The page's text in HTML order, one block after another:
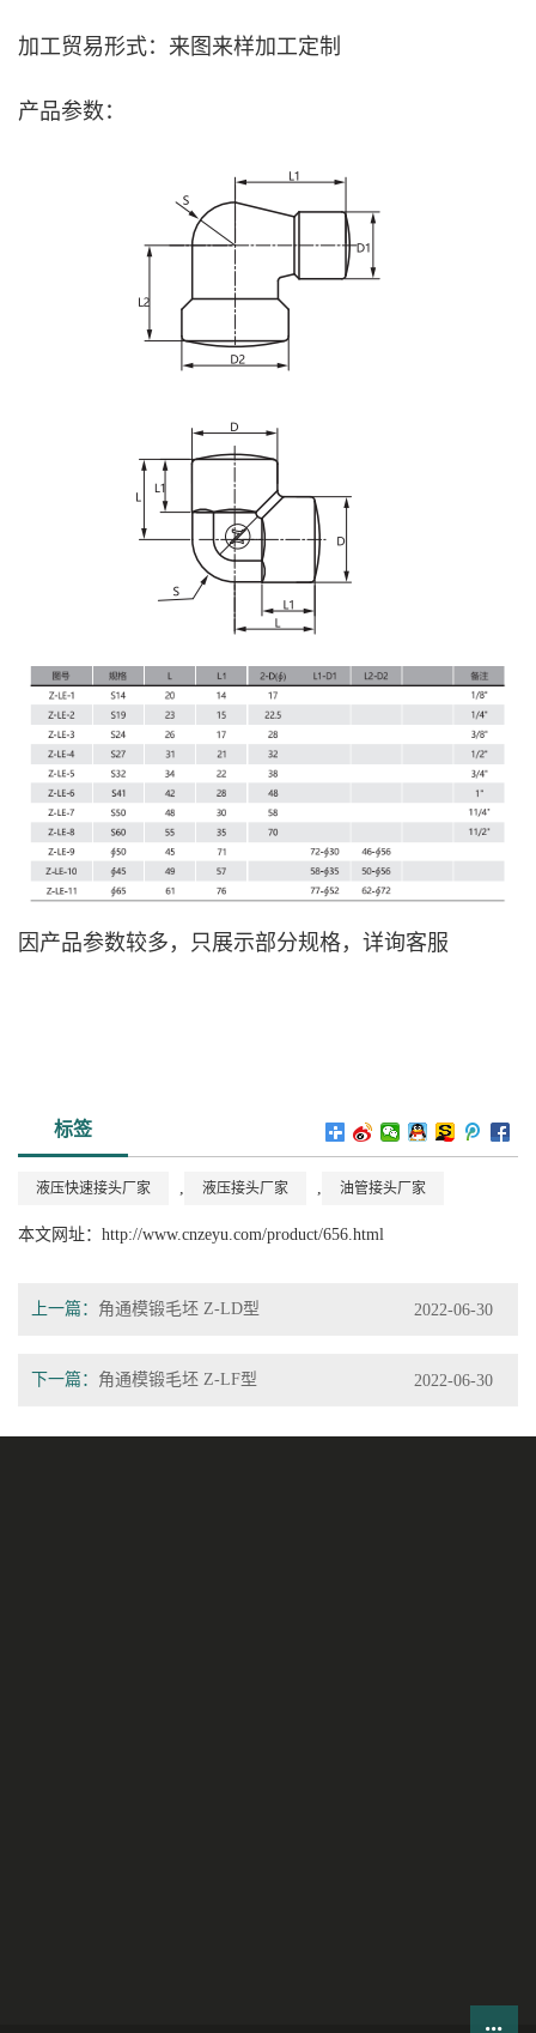
加工贸易形式：来图来样加工定制
产品参数：
因产品参数较多，只展示部分规格，详询客服
标签
液压快速接头厂家 液压接头厂家 油管接头厂家
本文网址： http://www.cnzeyu.com/product/656.html
上一篇： 角通模锻毛坯 Z-LD型 2022-06-30
下一篇： 角通模锻毛坯 Z-LF型 2022-06-30